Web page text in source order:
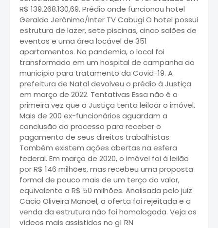
R$ 139.268.130,69. Prédio onde funcionou hotel
Geraldo Jerônimo/Inter TV Cabugi O hotel possui
estrutura de lazer, sete piscinas, cinco salões de
eventos e uma área locável de 351
apartamentos. Na pandemia, o local foi
transformado em um hospital de campanha do
município para tratamento da Covid-19. A
prefeitura de Natal devolveu o prédio à Justiça
em março de 2022. Tentativas Essa não é a
primeira vez que a Justiça tenta leiloar o imóvel.
Mais de 200 ex-funcionários aguardam a
conclusão do processo para receber o
pagamento de seus direitos trabalhistas.
Também existem ações abertas na esfera
federal. Em março de 2020, o imóvel foi à leilão
por R$ 146 milhões, mas recebeu uma proposta
formal de pouco mais de um terço do valor,
equivalente a R$ 50 milhões. Analisada pelo juiz
Cacio Oliveira Manoel, a oferta foi rejeitada e a
venda da estrutura não foi homologada. Veja os
vídeos mais assistidos no g1 RN